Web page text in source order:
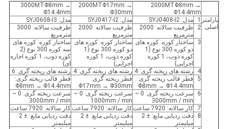
2000MTΦ8mm →
Φ14.4mm
2000MTΦ17mm →
Φ30mm
3000MTΦ8mm →
Φ14.4mm
پارامتر
اصلی
1 مدل: SYJ0408-I2 مدل: SYJ0417-I2
مدل: SYJ0608-I3
2
ظرفیت سالانه: 2000
مترمربع
ظرفیت سالانه: 2000
مترمربع
ظرفیت سالانه: 3000
مترمربع
3
ساختار کوره: کوره های
دو کوره 300 نوع (1
کوره ذوب، 1 کوره
اجرایی)
ساختار کوره: کوره های
دو کوره 300 نوع (1
کوره ذوب، 1 کوره
اجرایی)
ساختار کوره: کوره های
سه کوره 300 نوع (2
کوره ذوب، 1 کوره اجاره
ای)
4
رشته های ریخته گری: 4 رشته های ریخته گری: 4
رشته های ریخته گری: 6
5
قطر قالب ریخته گری:
Φ8mm → Φ14.4mm
قطر ریخته گری:
Φ17mm → Φ30mm
قطر قالب ریخته گری:
Φ8mm → Φ14.4mm
6
سرعت ریخته گری: 0 ~
3000mm / min
سرعت ریخته گری: 0 ~
1000mm / min
سرعت ریخته گری: 0 ~
3000mm / min
7 کار سالانه: 7920 ساعت کار سالانه: 7920 ساعت
کار سالانه: 7920 ساعت
8
دقت ردیابی مایع: ± 2
میلیمتر
دقت ردیابی مایع: ± 2
میلیمتر
دقت ردیابی مایع: ± 2
میلیمتر